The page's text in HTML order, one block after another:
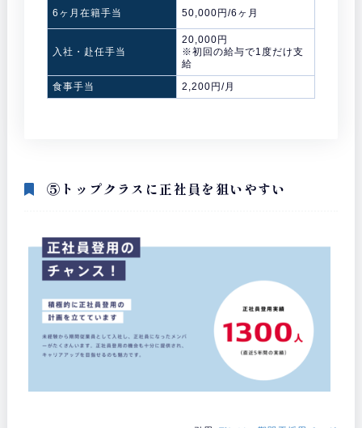
6ヶ月在籍手当 50,000円/6ヶ月
入社・赴任手当
20,000円
※初回の給与で1度だけ支
給
食事手当
2,200円/月
⑤トップクラスに正社員を狙いやすい